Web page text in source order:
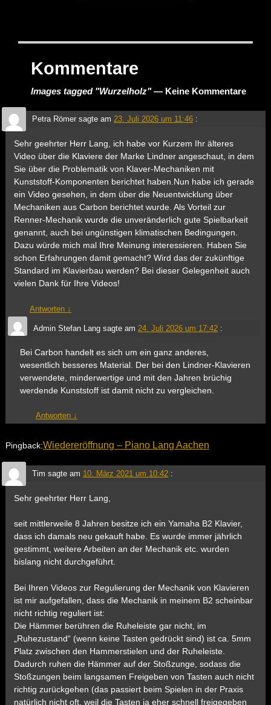
Kommentare
Images tagged "Wurzelholz"— Keine Kommentare
Petra Römersagte am 23. Juli 2026 um 11:46 :
Sehr geehrter Herr Lang, ich habe vor Kurzem Ihr älteres
Video über die Klaviere der Marke Lindner angeschaut, in dem
Sie über die Problematik von Klaver-Mechaniken mit
Kunststoff-Komponenten berichtet haben.Nun habe ich gerade
ein Video gesehen, in dem über die Neuentwicklung über
Mechaniken aus Carbon berichtet wurde. Als Vorteil zur
Renner-Mechanik wurde die unveränderlich gute Spielbarkeit
genannt, auch bei ungünstigen klimatischen Bedingungen.
Dazu würde mich mal Ihre Meinung interessieren. Haben Sie
schon Erfahrungen damit gemacht? Wird das der zukünftige
Standard im Klavierbau werden? Bei dieser Gelegenheit auch
vielen Dank für Ihre Videos!
Antworten ↓
Admin Stefan Langsagte am 24. Juli 2026 um 17:42 :
Bei Carbon handelt es sich um ein ganz anderes,
wesentlich besseres Material. Der bei den Lindner-Klavieren
verwendete, minderwertige und mit den Jahren brüchig
werdende Kunststoff ist damit nicht zu vergleichen.
Antworten ↓
Pingback:Wiedereröffnung – Piano Lang Aachen
Tim sagte am 10. März 2021 um 10:42 :
Sehr geehrter Herr Lang,
seit mittlerweile 8 Jahren besitze ich ein Yamaha B2 Klavier,
dass ich damals neu gekauft habe. Es wurde immer jährlich
gestimmt, weitere Arbeiten an der Mechanik etc. wurden
bislang nicht durchgeführt.
Bei Ihren Videos zur Regulierung der Mechanik von Klavieren
ist mir aufgefallen, dass die Mechanik in meinem B2 scheinbar
nicht richtig reguliert ist:
Die Hämmer berühren die Ruheleiste gar nicht, im
„Ruhezustand“ (wenn keine Tasten gedrückt sind) ist ca. 5mm
Platz zwischen den Hammerstielen und der Ruheleiste.
Dadurch ruhen die Hämmer auf der Stoßzunge, sodass die
Stoßzungen beim langsamen Freigeben von Tasten auch nicht
richtig zurückgehen (das passiert beim Spielen in der Praxis
natürlich nicht oft, weil die Tasten ja eher schnell freigegeben